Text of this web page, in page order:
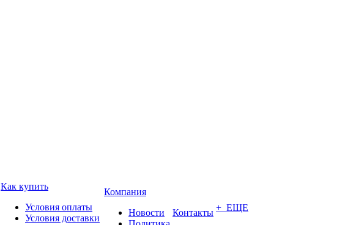
Как купить
Условия оплаты
Условия доставки
Компания
Новости
Контакты + ЕЩЕ